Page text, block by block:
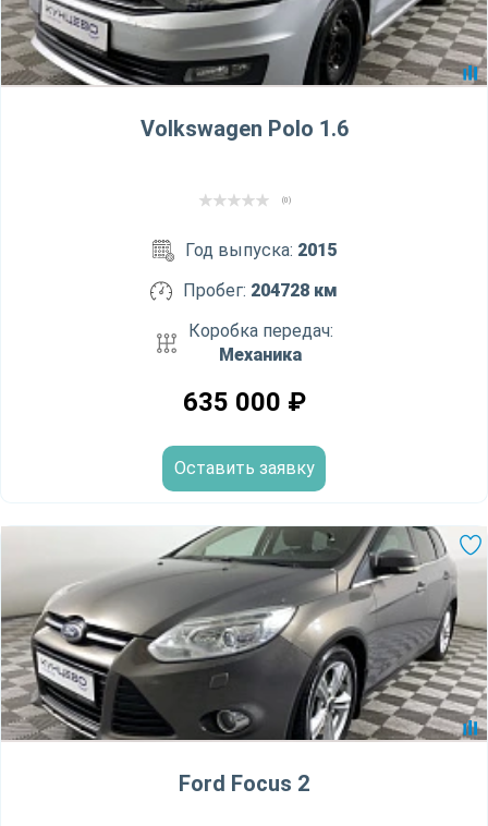
Volkswagen Polo 1.6
(0)
Год выпуска: 2015
Пробег: 204728 км
Коробка передач:
Механика
635 000 ₽
Оставить заявку
Ford Focus 2